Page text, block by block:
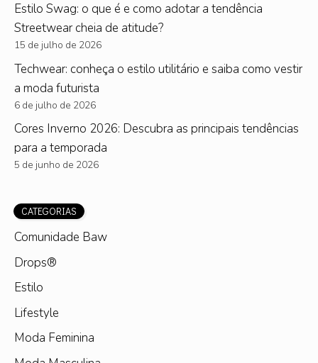
Estilo Swag: o que é e como adotar a tendência
Streetwear cheia de atitude?
15 de julho de 2026
Techwear: conheça o estilo utilitário e saiba como vestir
a moda futurista
6 de julho de 2026
Cores Inverno 2026: Descubra as principais tendências
para a temporada
5 de junho de 2026
CATEGORIAS
Comunidade Baw
Drops®
Estilo
Lifestyle
Moda Feminina